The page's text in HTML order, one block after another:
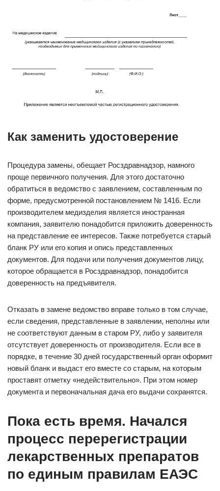
Как заменить удостоверение
Процедура замены, обещает Росздравнадзор, намного
проще первичного получения. Для этого достаточно
обратиться в ведомство с заявлением, составленным по
форме, предусмотренной постановлением № 1416. Если
производителем медизделия является иностранная
компания, заявителю понадобится приложить доверенность
на представление ее интересов. Также потребуется старый
бланк РУ или его копия и опись представленных
документов. Для подачи или получения документов лицу,
которое обращается в Росздравнадзор, понадобится
доверенность на предъявителя.
Отказать в замене ведомство вправе только в том случае,
если сведения, представленные в заявлении, неполны или
не соответствуют данным в старом РУ, либо у заявителя
отсутствует доверенность от производителя. Если все в
порядке, в течение 30 дней государственный орган оформит
новый бланк и выдаст его вместе со старым, на которым
проставят отметку «недействительно». При этом номер
документа и первоначальная дача его выдачи сохранятся.
Пока есть время. Начался
процесс перерегистрации
лекарственных препаратов
по единым правилам ЕАЭС